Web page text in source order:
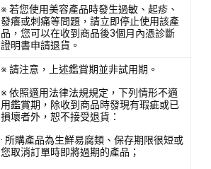
※ 若您使用美容產品時發生過敏、起疹、
發癢或刺痛等問題，請立即停止使用該產
品，您可以在收到商品後3個月內憑診斷
證明書申請退貨。
※ 請注意，上述鑑賞期並非試用期。
※ 依照適用法律法規規定，下列情形不適
用鑑賞期，除收到商品時發現有瑕疵或已
損壞者外，恕不接受退貨：
· 所購產品為生鮮易腐類、保存期限很短或
您取消訂單時即將過期的產品；